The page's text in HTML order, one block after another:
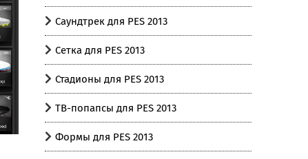
Саундтрек для PES 2013
Сетка для PES 2013
Стадионы для PES 2013
ТВ-попапсы для PES 2013
Формы для PES 2013